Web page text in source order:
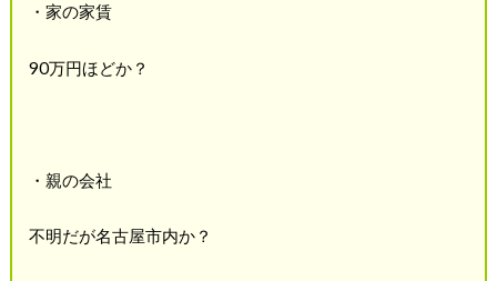
・家の家賃
90万円ほどか？
・親の会社
不明だが名古屋市内か？